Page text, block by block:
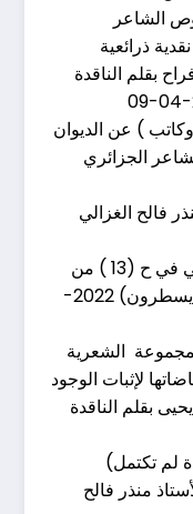
الجزائري د:/
الشاعر
ذرائعية
بقلم الناقدة
) عن الديوان
الجزائري
فالح الغزالي
منتدى ثورة قلم غرفة النقد الادبي في ح (13 ) من
يسطرون)
2022-
الشعرية
لإثبات الوجود
بقلم الناقدة
لم تكتمل)
منذر فالح